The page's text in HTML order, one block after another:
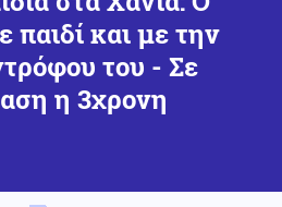
παιδί και με την
του - Σε
η 3χρονη